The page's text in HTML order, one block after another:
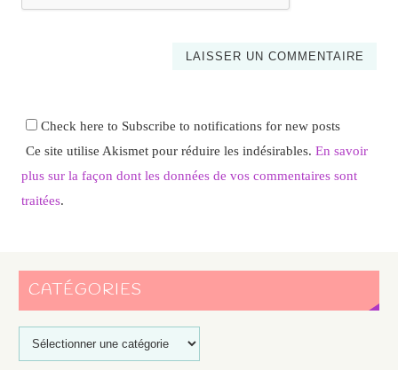
Check here to Subscribe to notifications for new posts
Ce site utilise Akismet pour réduire les indésirables. En savoir
plus sur la façon dont les données de vos commentaires sont
traitées.
CATÉGORIES